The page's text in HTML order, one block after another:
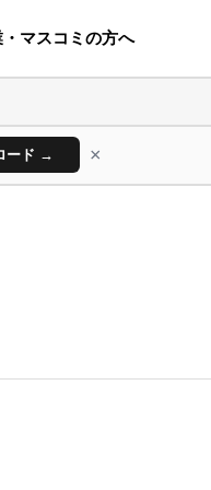
マスコミの方へ
ード → ×